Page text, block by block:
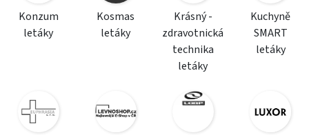
Konzum
letáky
Kosmas
letáky
Krásný -
zdravotnická
technika
letáky
Kuchyně
SMART
letáky